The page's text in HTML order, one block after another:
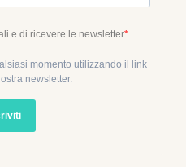
e di ricevere le newsletter
momento utilizzando il link
newsletter.